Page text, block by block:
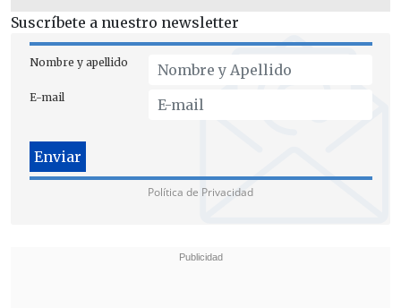
Suscríbete a nuestro newsletter
Nombre y apellido
E-mail
Política de Privacidad